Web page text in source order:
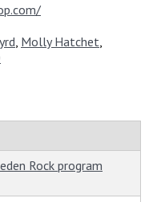
Molly Hatchet
Rock program